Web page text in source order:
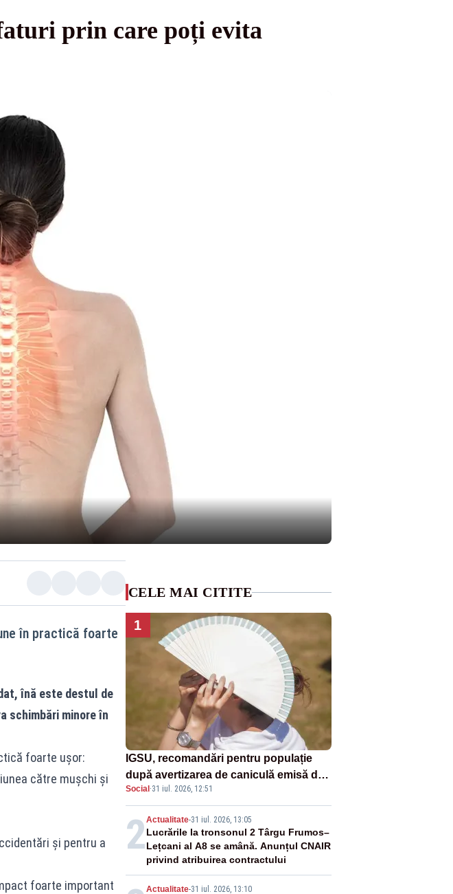
prin care poți evita
în practică foarte
înă este destul de
schimbări minore în
foarte uşor:
către mușchi și
și pentru a
foarte important
CELE MAI CITITE
1
IGSU, recomandări pentru populație
după avertizarea de caniculă emisă de
meteorologi
Social ·31 iul. 2026, 12:51
2Actualitate-31 iul. 2026, 13:05
Lucrările la tronsonul 2 Târgu Frumos–
Lețcani al A8 se amână. Anunțul CNAIR
privind atribuirea contractului
Actualitate-31 iul. 2026, 13:10